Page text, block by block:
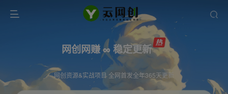
网创网赚 ∞ 稳定更新
网创资源&实战项目 全网首发全年365天更新